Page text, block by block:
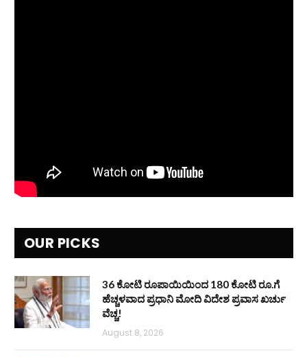
OUR PICKS
36 ಕೋಟಿ ರೂಪಾಯಿಯಿಂದ 180 ಕೋಟಿ ರೂ.ಗೆ
ಹೆಚ್ಚಳವಾದ ಪ್ರಧಾನಿ ಮೋದಿ ವಿದೇಶ ಪ್ರವಾಸ ಖರ್ಚು
ವೆಚ್ಚ!
August 8, 2026